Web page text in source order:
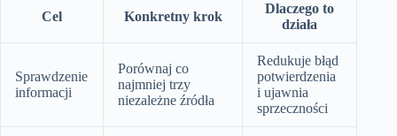
Cel Konkretny krok
Dlaczego to
działa
Sprawdzenie
informacji
Porównaj co
najmniej trzy
niezależne źródła
Redukuje błąd
potwierdzenia
i ujawnia
sprzeczności